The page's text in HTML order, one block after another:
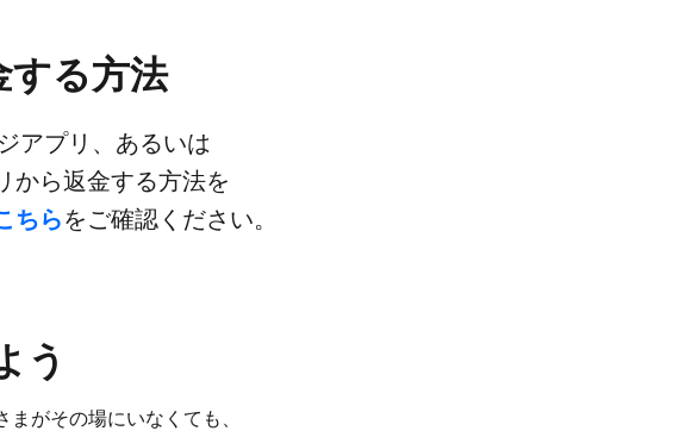
する​方​法
アプリ、​あるいは​
から​返金する​方​法を​
ちらを​ご確認ください。
う
が​その​場に​いなくても、​